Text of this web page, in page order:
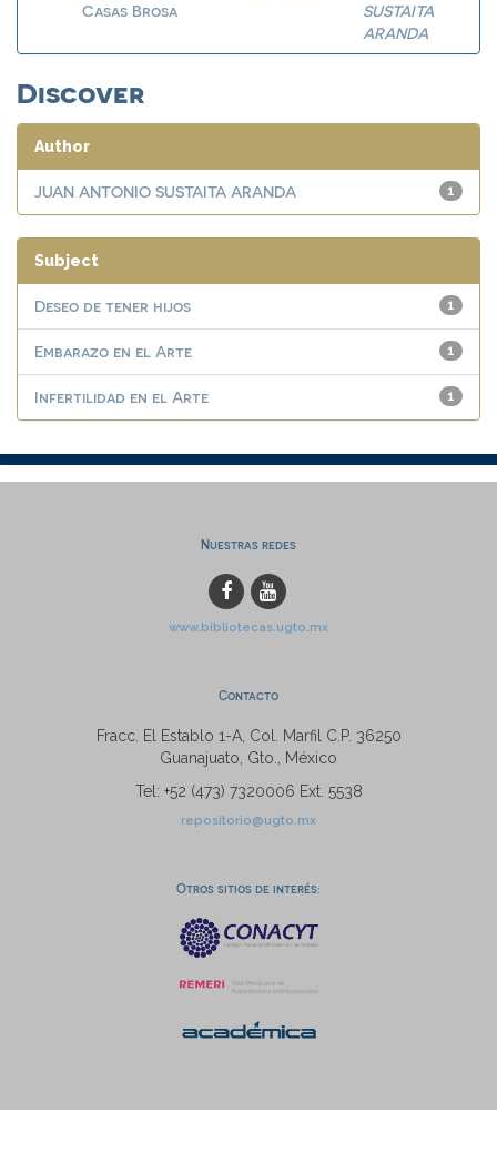
Casas Brosa
SUSTAITA
ARANDA
Discover
Author
1
JUAN ANTONIO SUSTAITA ARANDA
Subject
1
Deseo de tener hijos
1
Embarazo en el Arte
1
Infertilidad en el Arte
Nuestras redes
www.bibliotecas.ugto.mx
Contacto
Fracc. El Establo 1-A, Col. Marfil C.P. 36250
Guanajuato, Gto., México
Tel: +52 (473) 7320006 Ext. 5538
repositorio@ugto.mx
Otros sitios de interés: